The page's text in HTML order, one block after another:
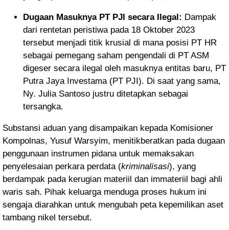
Dugaan Masuknya PT PJI secara Ilegal: Dampak
dari rentetan peristiwa pada 18 Oktober 2023
tersebut menjadi titik krusial di mana posisi PT HR
sebagai pemegang saham pengendali di PT ASM
digeser secara ilegal oleh masuknya entitas baru, PT
Putra Jaya Investama (PT PJI). Di saat yang sama,
Ny. Julia Santoso justru ditetapkan sebagai
tersangka.
Substansi aduan yang disampaikan kepada Komisioner
Kompolnas, Yusuf Warsyim, menitikberatkan pada dugaan
penggunaan instrumen pidana untuk memaksakan
penyelesaian perkara perdata (kriminalisasi), yang
berdampak pada kerugian materiil dan immateriil bagi ahli
waris sah. Pihak keluarga menduga proses hukum ini
sengaja diarahkan untuk mengubah peta kepemilikan aset
tambang nikel tersebut.